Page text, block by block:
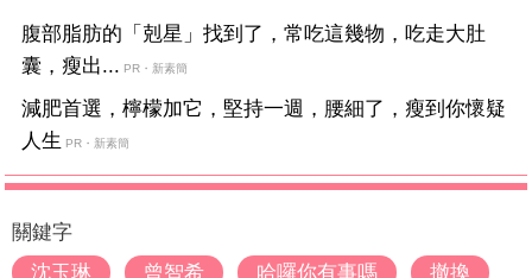
腹部脂肪的「剋星」找到了，常吃這幾物，吃走大肚
囊，瘦出... PR・新素簡
減肥首選，檸檬加它，堅持一週，腰細了，瘦到你懷疑
人生 PR・新素簡
關鍵字
沈玉琳
曾智希 哈囉你有事嗎 撤換